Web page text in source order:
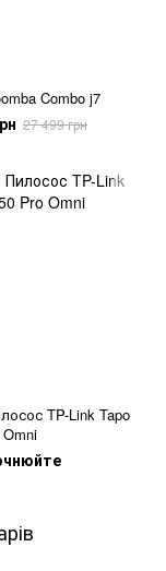
Combo j7
27 499 грн
TP-Link Tapo
Omni